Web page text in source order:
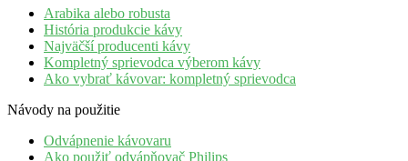
Arabika alebo robusta
História produkcie kávy
Najväčší producenti kávy
Kompletný sprievodca výberom kávy
Ako vybrať kávovar: kompletný sprievodca
Návody na použitie
Odvápnenie kávovaru
Ako použiť odvápňovač Philips